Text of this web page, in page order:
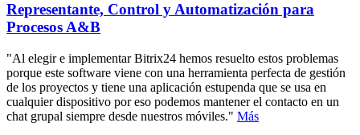
Representante, Control y Automatización para
Procesos A&B
"Al elegir e implementar Bitrix24 hemos resuelto estos problemas
porque este software viene con una herramienta perfecta de gestión
de los proyectos y tiene una aplicación estupenda que se usa en
cualquier dispositivo por eso podemos mantener el contacto en un
chat grupal siempre desde nuestros móviles." Más